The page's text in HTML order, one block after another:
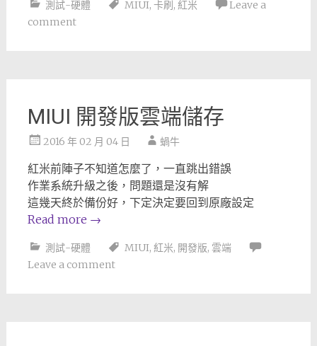
測試-硬體 MIUI, 卡刷, 紅米
Leave a
comment
MIUI 開發版雲端儲存
2016 年 02 月 04 日 蝸牛
紅米前陣子不知道怎麼了，一直跳出錯誤
作業系統升級之後，問題還是沒有解
這幾天終於備份好，下定決定要回到原廠設定
Read more →
測試-硬體 MIUI, 紅米, 開發版, 雲端
Leave a comment